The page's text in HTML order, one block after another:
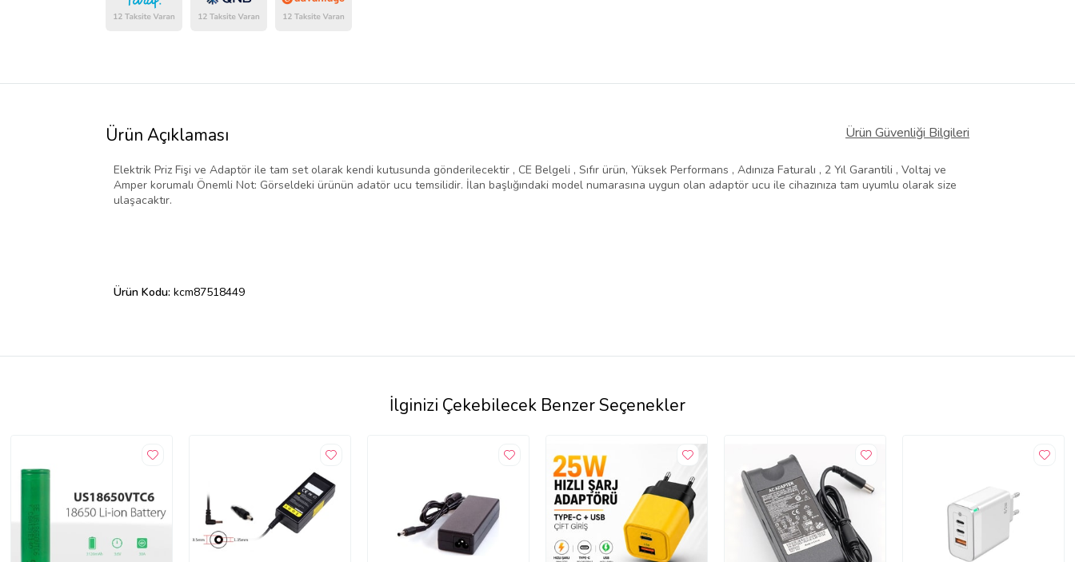
Ürün Açıklaması Ürün Güvenliği Bilgileri
Elektrik Priz Fişi ve Adaptör ile tam set olarak kendi kutusunda gönderilecektir , CE Belgeli , Sıfır ürün, Yüksek Performans , Adınıza Faturalı , 2 Yıl Garantili , Voltaj ve
Amper korumalı Önemli Not: Görseldeki ürünün adatör ucu temsilidir. İlan başlığındaki model numarasına uygun olan adaptör ucu ile cihazınıza tam uyumlu olarak size
ulaşacaktır.
Ürün Kodu: kcm87518449
İlginizi Çekebilecek Benzer Seçenekler